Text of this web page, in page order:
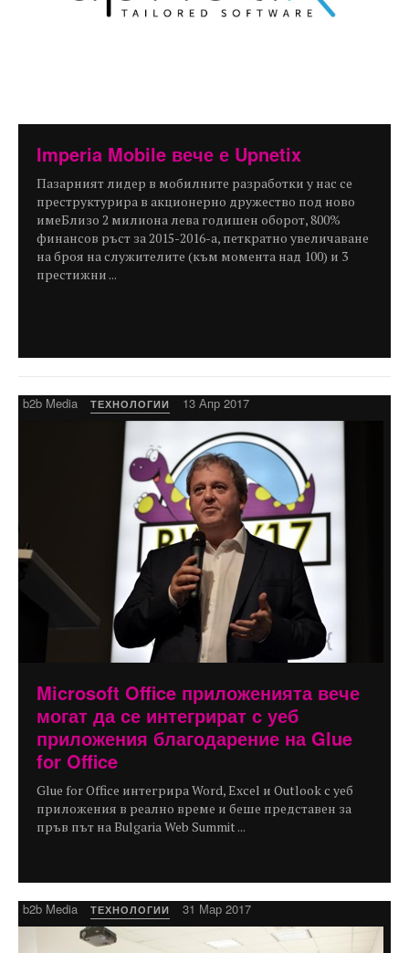
Imperia Mobile вече е Upnetix
Пазарният лидер в мобилните разработки у нас се
преструктурира в акционерно дружество под ново
имеБлизо 2 милиона лева годишен оборот, 800%
финансов ръст за 2015-2016-а, петкратно увеличаване
на броя на служителите (към момента над 100) и 3
престижни ...
b2b Media ТЕХНОЛОГИИ 13 Апр 2017
Microsoft Office приложенията вече
могат да се интегрират с уеб
приложения благодарение на Glue
for Office
Glue for Office интегрира Word, Excel и Outlook с уеб
приложения в реално време и беше представен за
пръв път на Bulgaria Web Summit ...
b2b Media ТЕХНОЛОГИИ 31 Мар 2017